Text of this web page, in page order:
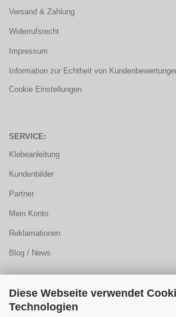
Diese Webseite verwendet
Technologien
Versand & Zahlung
Widerrufsrecht
Impressum
Information zur Echtheit von
Cookie Einstellungen
SERVICE:
Klebeanleitung
Kundenbilder
Partner
Mein Konto
Reklamationen
Blog / News